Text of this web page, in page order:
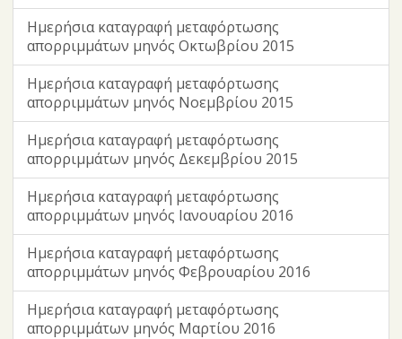
Ημερήσια καταγραφή μεταφόρτωσης
απορριμμάτων μηνός Οκτωβρίου 2015
Ημερήσια καταγραφή μεταφόρτωσης
απορριμμάτων μηνός Νοεμβρίου 2015
Ημερήσια καταγραφή μεταφόρτωσης
απορριμμάτων μηνός Δεκεμβρίου 2015
Ημερήσια καταγραφή μεταφόρτωσης
απορριμμάτων μηνός Ιανουαρίου 2016
Ημερήσια καταγραφή μεταφόρτωσης
απορριμμάτων μηνός Φεβρουαρίου 2016
Ημερήσια καταγραφή μεταφόρτωσης
απορριμμάτων μηνός Μαρτίου 2016